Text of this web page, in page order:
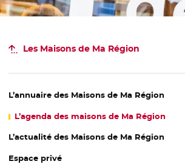
Les Maisons de Ma Région
L’annuaire des Maisons de Ma Région
L’agenda des maisons de Ma Région
L’actualité des Maisons de Ma Région
Espace privé